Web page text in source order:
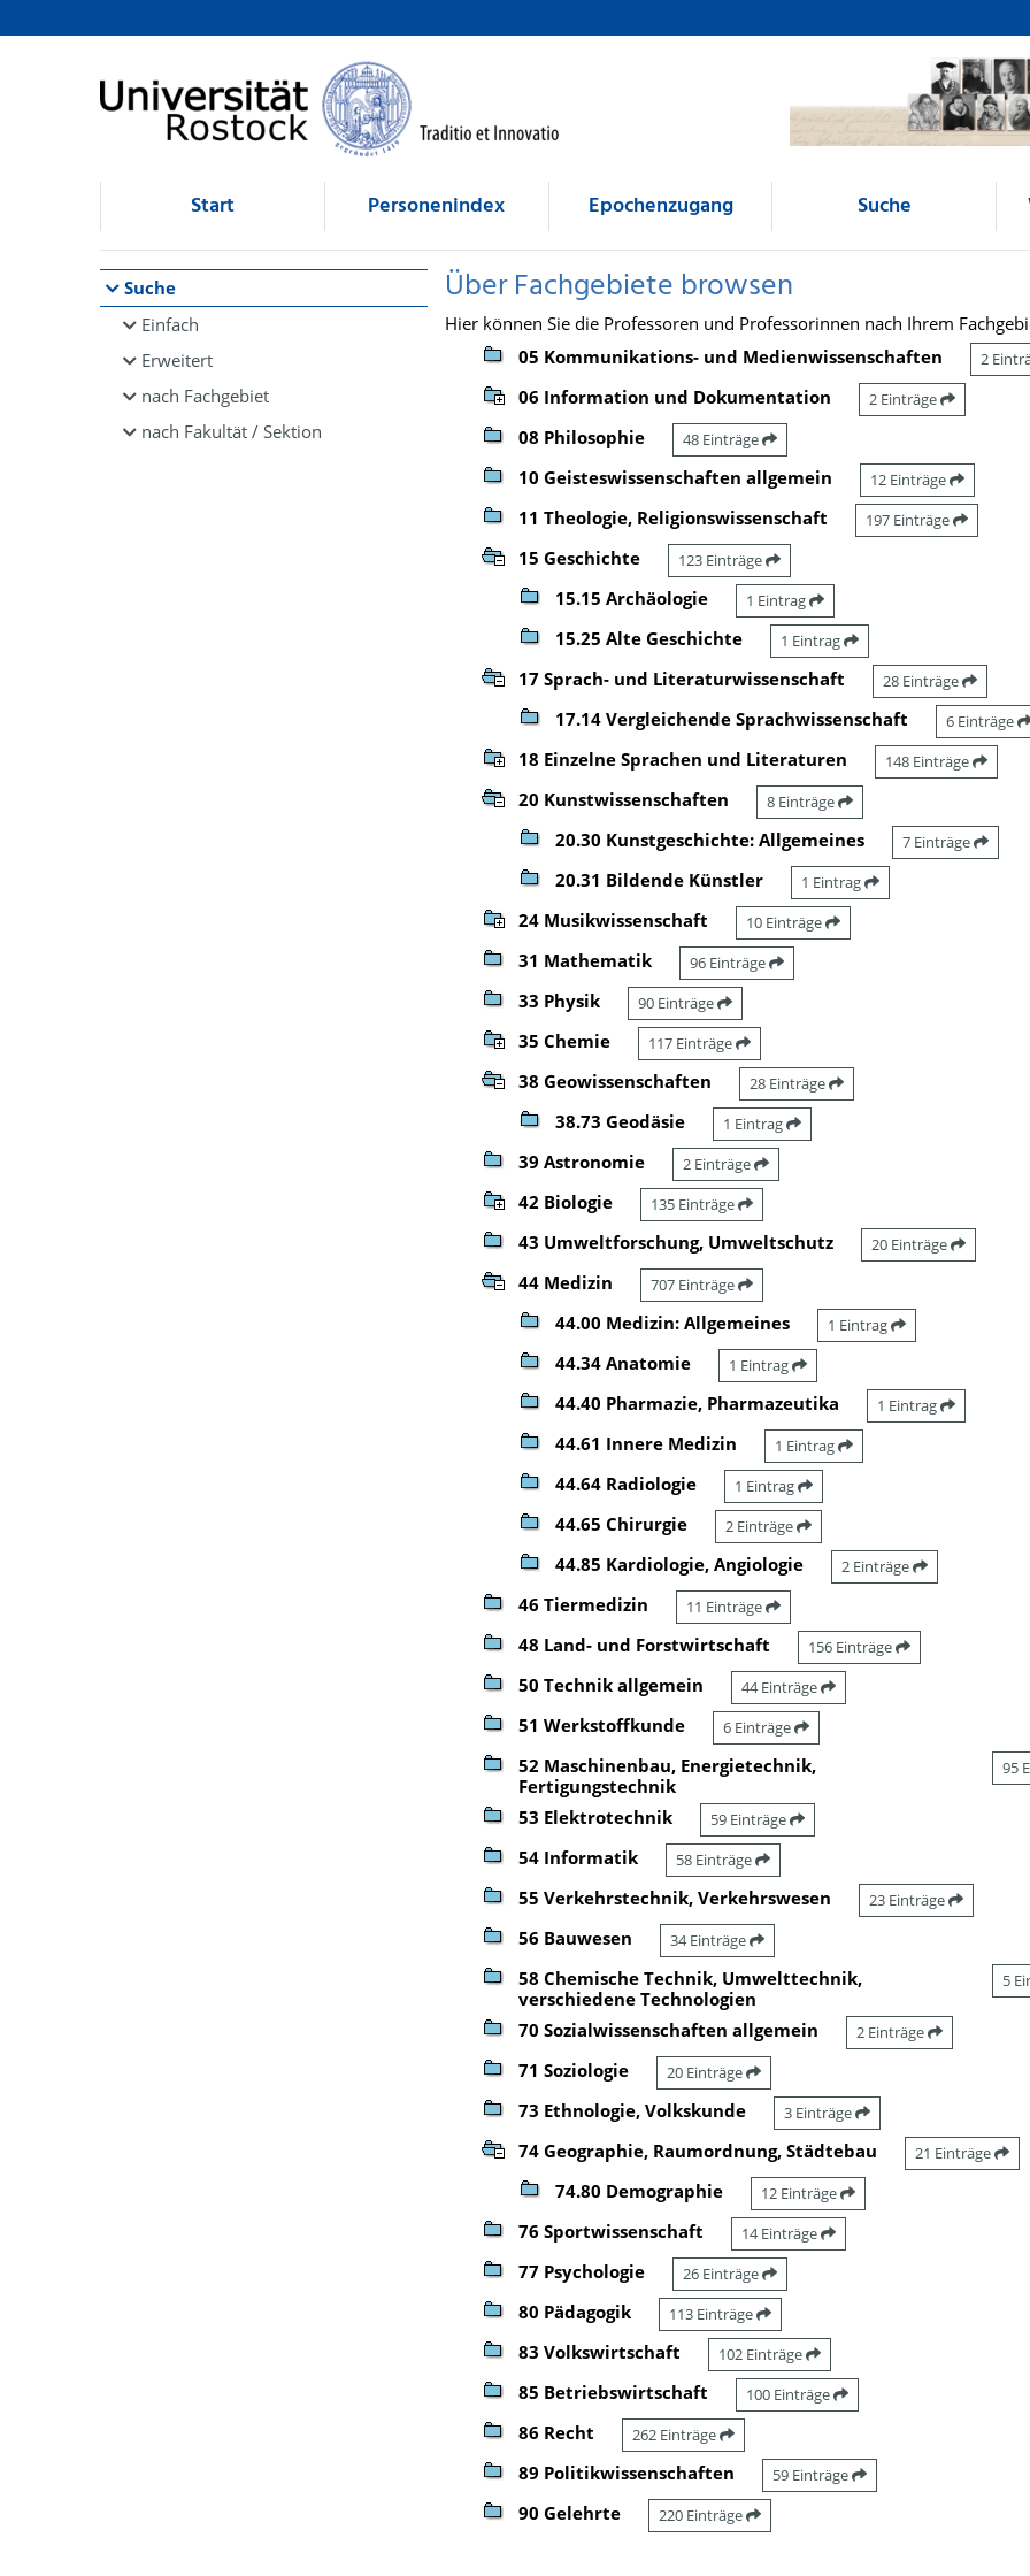
Browsen
direkt zum Inhalt
Start Personenindex Epochenzugang Suche
Suche
Einfach
Erweitert
nach Fachgebiet
nach Fakultät / Sektion
Über Fachgebiete browsen
Hier können Sie die Professoren und Professorinnen nach Ihrem
05 Kommunikations- und Medienwissenschaften
2
06 Information und Dokumentation 2 Einträge
08 Philosophie 48 Einträge
10 Geisteswissenschaften allgemein 12 Einträge
11 Theologie, Religionswissenschaft 197 Einträge
15 Geschichte 123 Einträge
15.15 Archäologie 1 Eintrag
15.25 Alte Geschichte 1 Eintrag
17 Sprach- und Literaturwissenschaft 28 Einträge
17.14 Vergleichende Sprachwissenschaft 6 Einträge
18 Einzelne Sprachen und Literaturen 148 Einträge
20 Kunstwissenschaften 8 Einträge
20.30 Kunstgeschichte: Allgemeines 7 Einträge
20.31 Bildende Künstler 1 Eintrag
24 Musikwissenschaft 10 Einträge
31 Mathematik 96 Einträge
33 Physik 90 Einträge
35 Chemie 117 Einträge
38 Geowissenschaften 28 Einträge
38.73 Geodäsie 1 Eintrag
39 Astronomie 2 Einträge
42 Biologie 135 Einträge
43 Umweltforschung, Umweltschutz 20 Einträge
44 Medizin 707 Einträge
44.00 Medizin: Allgemeines 1 Eintrag
44.34 Anatomie 1 Eintrag
44.40 Pharmazie, Pharmazeutika 1 Eintrag
44.61 Innere Medizin 1 Eintrag
44.64 Radiologie 1 Eintrag
44.65 Chirurgie 2 Einträge
44.85 Kardiologie, Angiologie 2 Einträge
46 Tiermedizin 11 Einträge
48 Land- und Forstwirtschaft 156 Einträge
50 Technik allgemein 44 Einträge
51 Werkstoffkunde 6 Einträge
52 Maschinenbau, Energietechnik,
Fertigungstechnik
95
53 Elektrotechnik 59 Einträge
54 Informatik 58 Einträge
55 Verkehrstechnik, Verkehrswesen 23 Einträge
56 Bauwesen 34 Einträge
58 Chemische Technik, Umwelttechnik,
verschiedene Technologien
5
70 Sozialwissenschaften allgemein 2 Einträge
71 Soziologie 20 Einträge
73 Ethnologie, Volkskunde 3 Einträge
74 Geographie, Raumordnung, Städtebau 21 Einträge
74.80 Demographie 12 Einträge
76 Sportwissenschaft 14 Einträge
77 Psychologie 26 Einträge
80 Pädagogik 113 Einträge
83 Volkswirtschaft 102 Einträge
85 Betriebswirtschaft 100 Einträge
86 Recht 262 Einträge
89 Politikwissenschaften 59 Einträge
90 Gelehrte 220 Einträge